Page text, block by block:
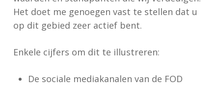
Het doet me genoegen vast te stellen dat u
op dit gebied zeer actief bent.
Enkele cijfers om dit te illustreren:
De sociale mediakanalen van de FOD